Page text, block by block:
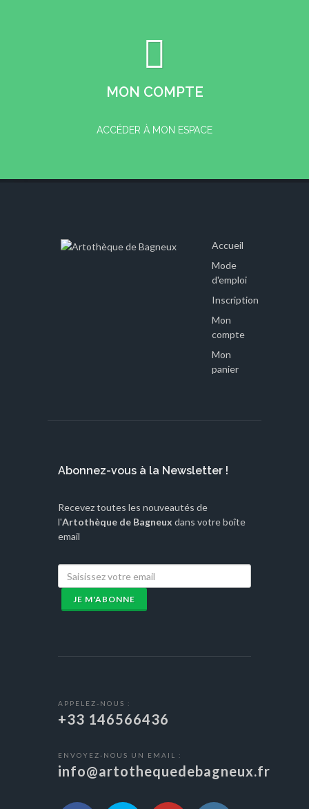
MON COMPTE
ACCÉDER À MON ESPACE
Accueil
Mode
d'emploi
Inscription
Mon
compte
Mon
panier
Abonnez-vous à la Newsletter !
Recevez toutes les nouveautés de
l'Artothèque de Bagneux dans votre boîte
email
JE M'ABONNE
APPELEZ-NOUS :
+33 146566436
ENVOYEZ-NOUS UN EMAIL :
info@artothequedebagneux.fr